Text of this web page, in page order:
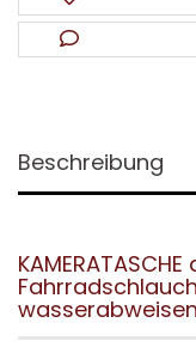
Beschreibung